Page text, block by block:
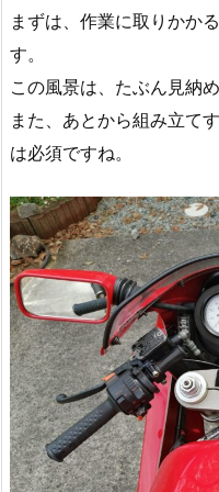
まずは、作業に取りかか
す。
この風景は、たぶん見納
また、あとから組み立て
は必須ですね。